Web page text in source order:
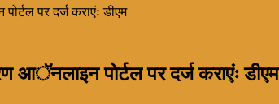
पर दर्ज कराएंः डीएम
आॅनलाइन पोर्टल पर दर्ज कराएंः डीएम